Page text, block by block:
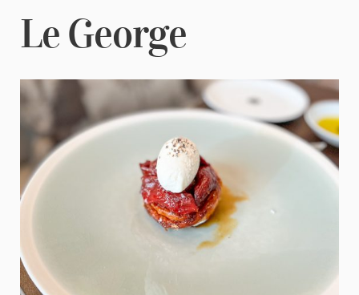
Le George